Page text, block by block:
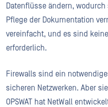
Datenflüsse ändern,
Pflege der Dokumentation
vereinfacht, und es sind
erforderlich.
Firewalls sind ein
sicheren Netzwerken. Aber
OPSWAT hat NetWall